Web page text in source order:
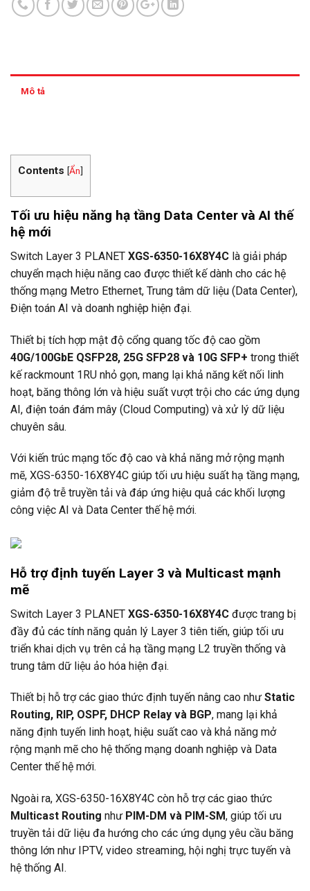
Mô tả
Contents [Ẩn]
Tối ưu hiệu năng hạ tầng Data Center và AI thế
hệ mới
Switch Layer 3 PLANET XGS-6350-16X8Y4C là giải pháp
chuyển mạch hiệu năng cao được thiết kế dành cho các hệ
thống mạng Metro Ethernet, Trung tâm dữ liệu (Data Center),
Điện toán AI và doanh nghiệp hiện đại.
Thiết bị tích hợp mật độ cổng quang tốc độ cao gồm
40G/100GbE QSFP28, 25G SFP28 và 10G SFP+ trong thiết
kế rackmount 1RU nhỏ gọn, mang lại khả năng kết nối linh
hoạt, băng thông lớn và hiệu suất vượt trội cho các ứng dụng
AI, điện toán đám mây (Cloud Computing) và xử lý dữ liệu
chuyên sâu.
Với kiến trúc mạng tốc độ cao và khả năng mở rộng mạnh
mẽ, XGS-6350-16X8Y4C giúp tối ưu hiệu suất hạ tầng mạng,
giảm độ trễ truyền tải và đáp ứng hiệu quả các khối lượng
công việc AI và Data Center thế hệ mới.
Hỗ trợ định tuyến Layer 3 và Multicast mạnh
mẽ
Switch Layer 3 PLANET XGS-6350-16X8Y4C được trang bị
đầy đủ các tính năng quản lý Layer 3 tiên tiến, giúp tối ưu
triển khai dịch vụ trên cả hạ tầng mạng L2 truyền thống và
trung tâm dữ liệu ảo hóa hiện đại.
Thiết bị hỗ trợ các giao thức định tuyến nâng cao như Static
Routing, RIP, OSPF, DHCP Relay và BGP, mang lại khả
năng định tuyến linh hoạt, hiệu suất cao và khả năng mở
rộng mạnh mẽ cho hệ thống mạng doanh nghiệp và Data
Center thế hệ mới.
Ngoài ra, XGS-6350-16X8Y4C còn hỗ trợ các giao thức
Multicast Routing như PIM-DM và PIM-SM, giúp tối ưu
truyền tải dữ liệu đa hướng cho các ứng dụng yêu cầu băng
thông lớn như IPTV, video streaming, hội nghị trực tuyến và
hệ thống AI.